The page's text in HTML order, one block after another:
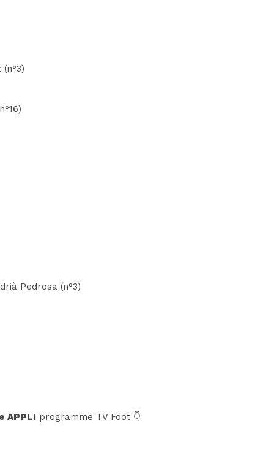
Pedrosa (n°3)
APPLI programme TV Foot 👇